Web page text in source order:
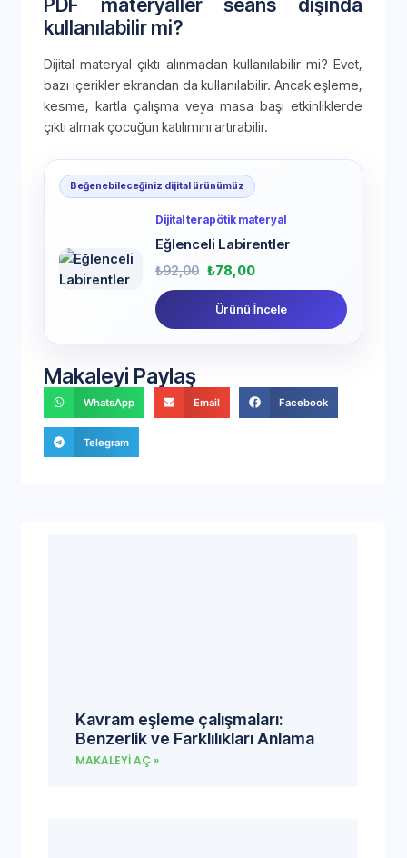
PDF materyaller seans dışında
kullanılabilir mi?
Dijital materyal çıktı alınmadan kullanılabilir mi? Evet,
bazı içerikler ekrandan da kullanılabilir. Ancak eşleme,
kesme, kartla çalışma veya masa başı etkinliklerde
çıktı almak çocuğun katılımını artırabilir.
Beğenebileceğiniz dijital ürünümüz
Dijital terapötik materyal
Eğlenceli Labirentler
₺92,00 ₺78,00
Ürünü İncele
Makaleyi Paylaş
WhatsApp Email Facebook
Telegram
Kavram eşleme çalışmaları:
Benzerlik ve Farklılıkları Anlama
MAKALEYI AÇ »